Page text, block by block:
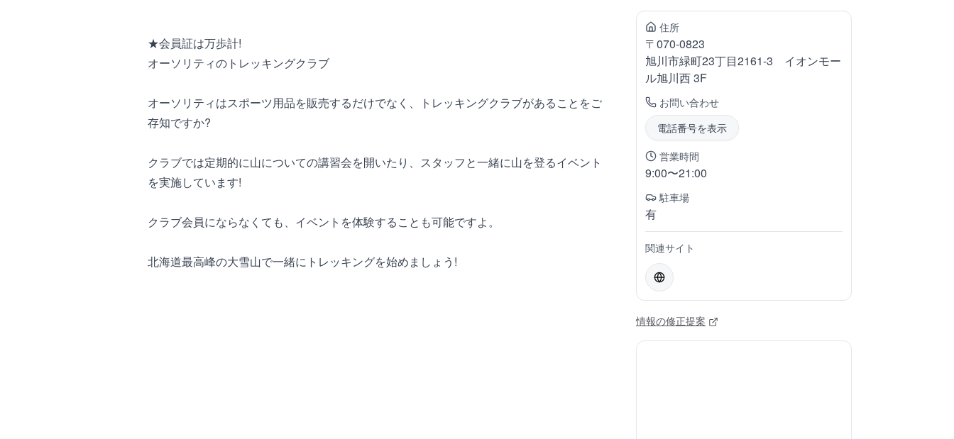
★会員証は万歩計!
オーソリティのトレッキングクラブ
オーソリティはスポーツ用品を販売するだけでなく、トレッキングクラブがあることをご
存知ですか?
クラブでは定期的に山についての講習会を開いたり、スタッフと一緒に山を登るイベント
を実施しています!
クラブ会員にならなくても、イベントを体験することも可能ですよ。
北海道最高峰の大雪山で一緒にトレッキングを始めましょう!
住所
〒070-0823
旭川市緑町23丁目2161-3 イオンモー
ル旭川西 3F
お問い合わせ
電話番号を表示
営業時間
9:00〜21:00
駐車場
有
関連サイト
情報の修正提案